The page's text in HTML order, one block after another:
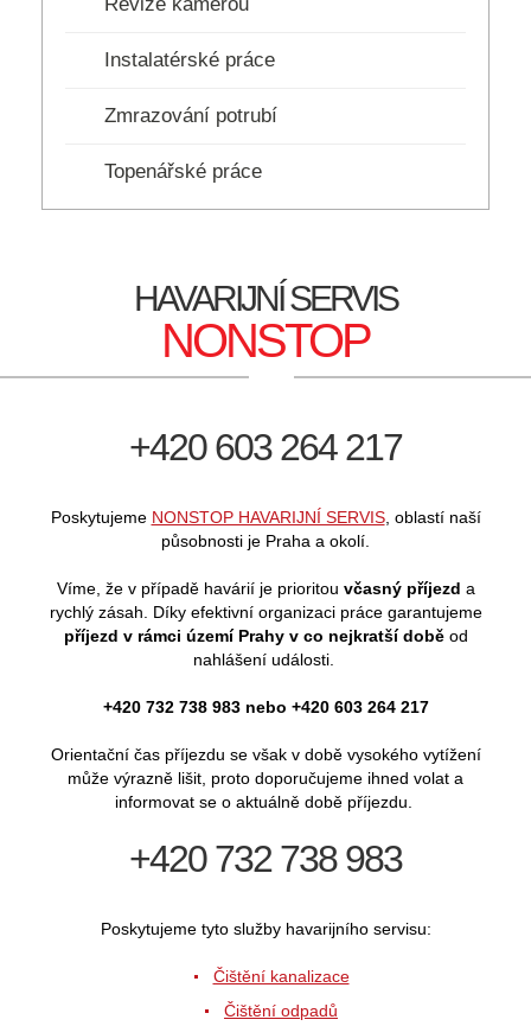
Instalatérské práce
Zmrazování potrubí
Topenářské práce
HAVARIJNÍ SERVIS
NONSTOP
+420 603 264 217
Poskytujeme NONSTOP HAVARIJNÍ SERVIS, oblastí naší
působnosti je Praha a okolí.
Víme, že v případě havárií je prioritou včasný příjezd a
rychlý zásah. Díky efektivní organizaci práce garantujeme
příjezd v rámci území Prahy v co nejkratší době od
nahlášení události.
+420 732 738 983 nebo +420 603 264 217
Orientační čas příjezdu se však v době vysokého vytížení
může výrazně lišit, proto doporučujeme ihned volat a
informovat se o aktuálně době příjezdu.
+420 732 738 983
Poskytujeme tyto služby havarijního servisu:
Čištění kanalizace
Čištění odpadů